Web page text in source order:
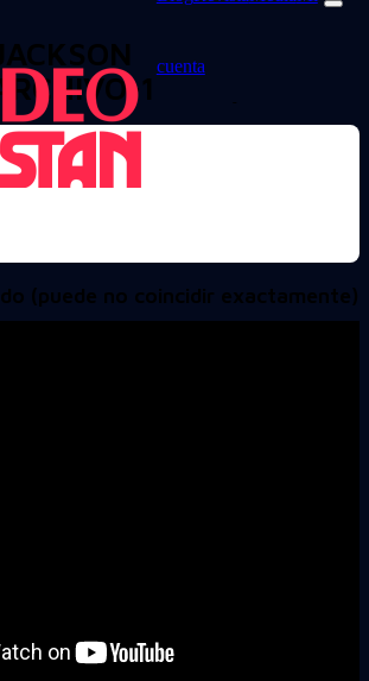
cuenta
13864)
(puede no coincidir exactamente)